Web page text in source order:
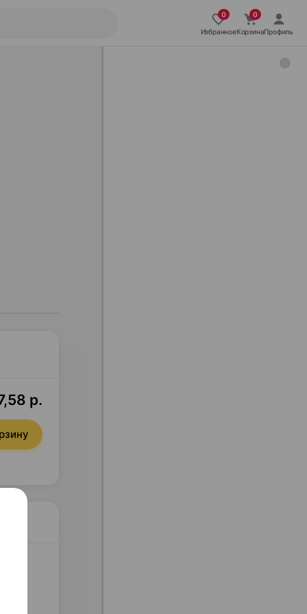
ИзбранноеКорзинаПрофиль
р.